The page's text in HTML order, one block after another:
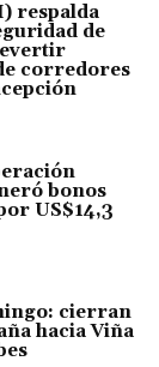
respalda
de
corredores
bonos
US$14,3
cierran
hacia Viña